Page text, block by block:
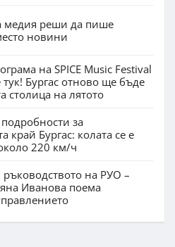
медия реши да пише
новини
на SPICE Music Festival
Бургас отново ще бъде
столица на лятото
за
край Бургас: колата се е
220 км/ч
на РУО –
Иванова поема